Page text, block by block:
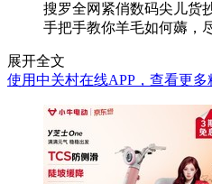
搜罗全网紧俏数码尖儿货
手把手教你羊毛如何薅，
展开全文
使用中关村在线APP，查看更多